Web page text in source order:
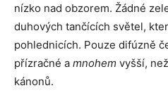
nízko nad obzorem. Žádné
duhových tančících světel,
pohlednicích. Pouze difúzně
přízračné a mnohem vyšší,
kánonů.